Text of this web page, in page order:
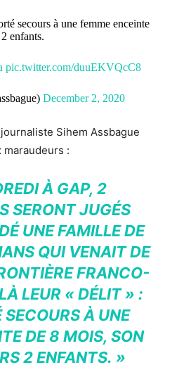
secours à une femme enceinte
enfants.
pic.twitter.com/duuEKVQcC8
December 2, 2020
Sihem Assbague
:
À GAP, 2
SERONT JUGÉS
UNE FAMILLE DE
QUI VENAIT DE
FRANCO-
LEUR « DÉLIT » :
SECOURS À UNE
DE 8 MOIS, SON
2 ENFANTS. »